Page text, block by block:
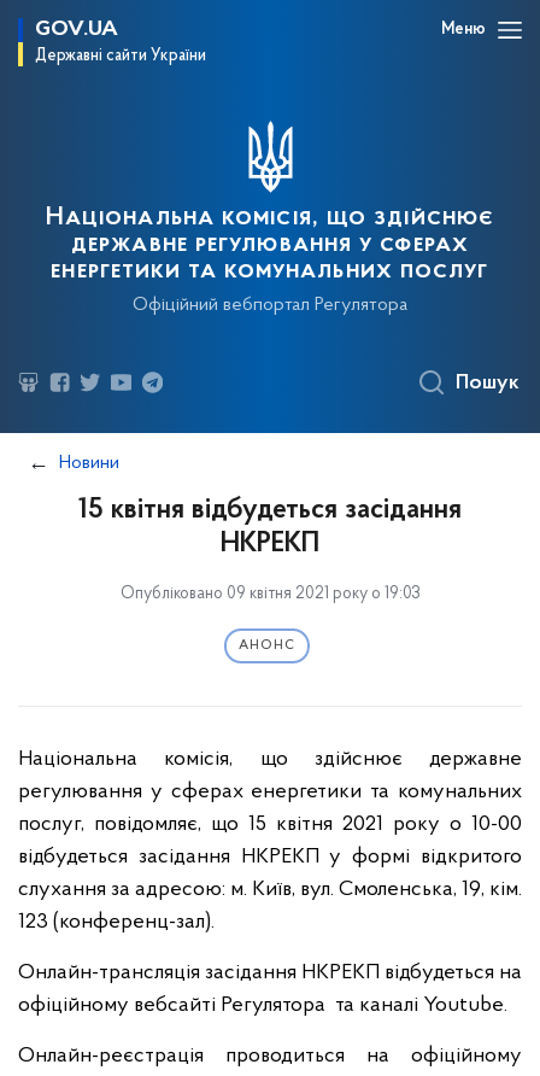
GOV.UA
Державні сайти України
Меню
Національна комісія, що здійснює
державне регулювання у сферах
енергетики та комунальних послуг
Офіційний вебпортал Регулятора
Пошук
Новини
15 квітня відбудеться засідання
НКРЕКП
Опубліковано 09 квітня 2021 року о 19:03
АНОНС
Національна комісія, що здійснює державне
регулювання у сферах енергетики та комунальних
послуг, повідомляє, що 15 квітня 2021 року о 10-00
відбудеться засідання НКРЕКП у формі відкритого
слухання за адресою: м. Київ, вул. Смоленська, 19, кім.
123 (конференц-зал).
Онлайн-трансляція засідання НКРЕКП відбудеться на
офіційному вебсайті Регулятора та каналі Youtube.
Онлайн-реєстрація проводиться на офіційному